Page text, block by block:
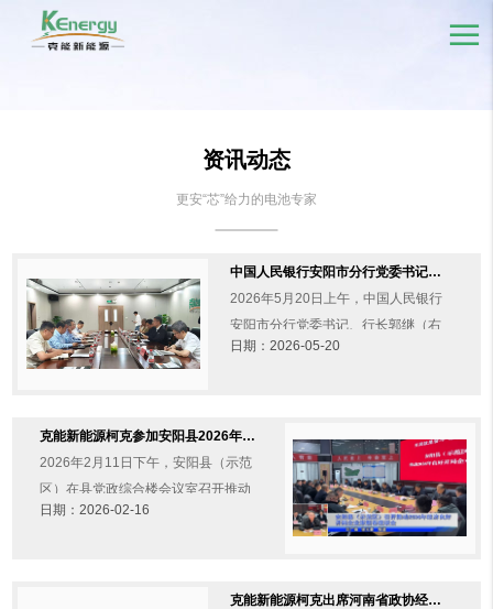
资讯动态
更安“芯”给力的电池专家
中国人民银行安阳市分行党委书记郭继一行莅临克能新能源调研（2026年5月20日）
2026年5月20日上午，中国人民银行
安阳市分行党委书记、行长郭继（右
2）一行莅临克能新能源调研。郭行长
日期：2026-05-20
克能新能源柯克参加安阳县2026年新春企业家座谈会并发言（2026年2月11日）
2026年2月11日下午，安阳县（示范
区）在县党政综合楼会议室召开推动
2026年经济良好开局企业家新春座谈
日期：2026-02-16
克能新能源柯克出席河南省政协经济委 “走访委员”及“数字金融科技展”活动（2026年3月12日）